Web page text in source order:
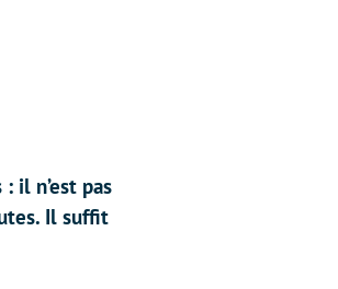
il n’est pas
Il suffit